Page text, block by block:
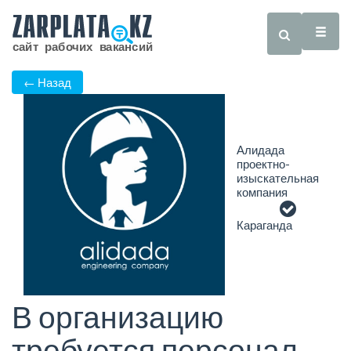
← Назад
Алидада
проектно-
изыскательная
компания
Караганда
В организацию